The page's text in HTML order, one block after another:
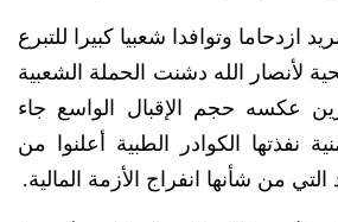
ازدحاما وتوافدا شعبيا كبيرا للتبرع
لأنصار الله دشنت الحملة الشعبية
عكسه حجم الإقبال الواسع جاء
نفذتها الكوادر الطبية أعلنوا من
من شأنها انفراج الأزمة المالية.